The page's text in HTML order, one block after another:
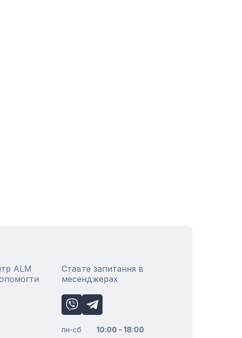
ALM
Ставте запитання в
месенджерах
пн-сб
10:00 - 18:00